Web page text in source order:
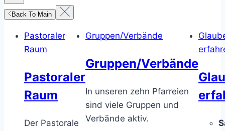
Back To Main
Pastoraler
Raum
Pastoraler
Raum
Der Pastorale
Gruppen/Verbände
Gruppen/Verbände
In unseren zehn Pfarreien
sind viele Gruppen und
Verbände aktiv.